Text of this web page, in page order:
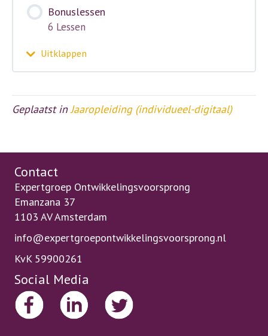
Bonuslessen
6 Lessen
Uitklappen
Bonuslessen
Geplaatst inJaaropleiding (individueel-digitaal)
Contact
Expertgroep Ontwikkelingsvoorsprong
Emanzana 37
1103 AV Amsterdam
info@expertgroepontwikkelingsvoorsprong.nl
KvK 59900261
Social Media